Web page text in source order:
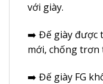
với giày.
➡️ Đế giày được
mới, chống
➡️ Đế giày FG